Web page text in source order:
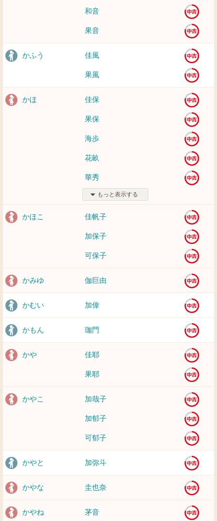
和音
果音
かふう 佳風
果風
かほ 佳保
果保
海歩
花畝
華秀
もっと表示する
かほこ 佳帆子
加保子
可保子
かみゆ 伽巨由
かむい 加偉
かもん 珈門
かや 佳耶
果耶
かやこ 加哉子
加郁子
可郁子
かやと 加弥斗
かやな 圭也奈
かやね 茅音